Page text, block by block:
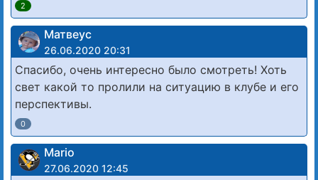
2
Матвеус
26.06.2020 20:31
Спасибо, очень интересно было смотреть! Хоть
свет какой то пролили на ситуацию в клубе и его
перспективы.
0
Mario
27.06.2020 12:45